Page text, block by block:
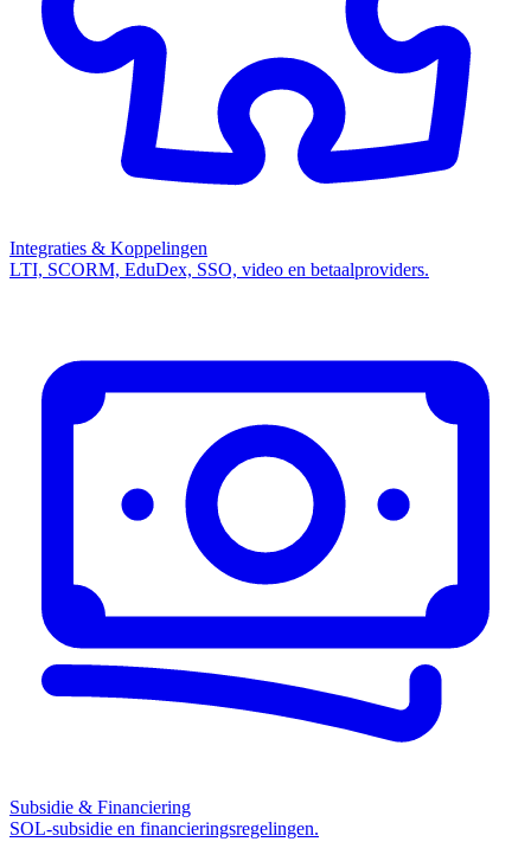
Integraties & Koppelingen
LTI, SCORM, EduDex, SSO, video en betaalproviders.
Subsidie & Financiering
SOL-subsidie en financieringsregelingen.